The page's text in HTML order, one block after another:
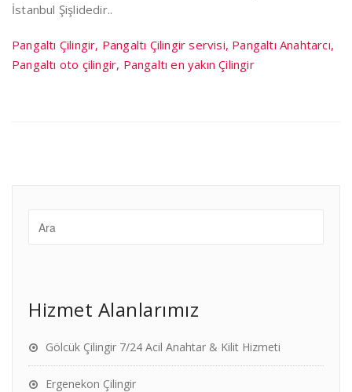
İstanbul Şişlidedir..
Pangaltı Çilingir, Pangaltı Çilingir servisi, Pangaltı Anahtarcı,
Pangaltı oto çilingir, Pangaltı en yakın Çilingir
Hizmet Alanlarımız
Gölcük Çilingir 7/24 Acil Anahtar & Kilit Hizmeti
Ergenekon Çilingir